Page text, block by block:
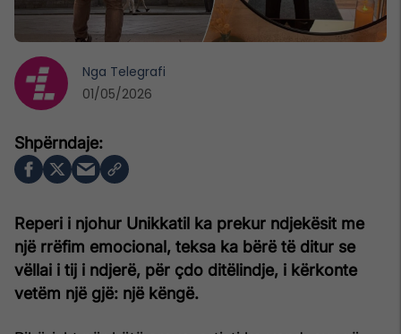
Reperi i njohur Unikkatil ka prekur ndjekësit me
një rrëfim emocional, teksa ka bërë të ditur se
vëllai i tij i ndjerë, për çdo ditëlindje, i kërkonte
vetëm një gjë: një këngë.
Nga Telegrafi
01/05/2026